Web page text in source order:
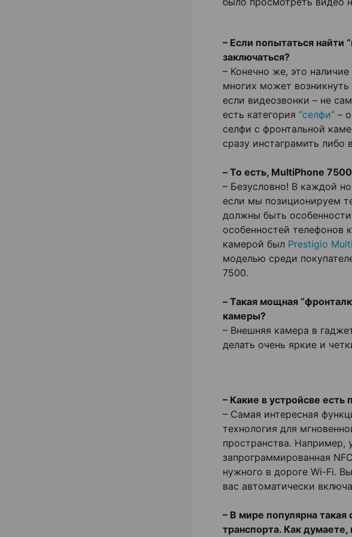
– Если попытаться найти
заключаться?
– Конечно же, это
многих может
если видеозвонки – не
есть категория “селфи” –
селфи с фронтальной
сразу инстаграмить либо
– То есть, MultiPhone
– Безусловно! В каждой
если мы позиционируем
должны быть
особенностей
камерой был Prestigio
моделью среди
7500.
– Такая мощная
камеры?
– Внешняя камера в
делать очень яркие и
– Какие в устройсве
– Самая интересная
технология для
пространства. Например,
запрограммированная
нужного в дороге Wi-Fi.
вас автоматически
– В мире популярна
транспорта. Как